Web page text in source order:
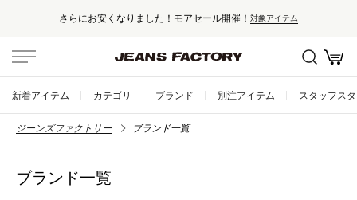
さらにお安くなりました！モアセール開催！ 対象アイテム
新着アイテム カテゴリ ブランド 別注アイテム スタッフス
ジーンズファクトリー ブランド一覧
ブランド一覧